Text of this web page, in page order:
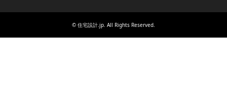
© 住宅設計.jp. All Rights Reserved.